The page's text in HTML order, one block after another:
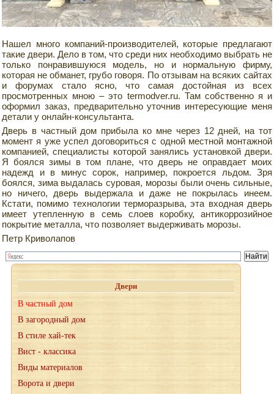
Нашел много компаний-производителей, которые предлагают
такие двери. Дело в том, что среди них необходимо выбрать не
только понравившуюся модель, но и нормальную фирму,
которая не обманет, грубо говоря. По отзывам на всяких сайтах
и форумах стало ясно, что самая достойная из всех
просмотренных мною – это termodver.ru. Там собственно я и
оформил заказ, предварительно уточнив интересующие меня
детали у онлайн-консультанта.
Дверь в частный дом прибыла ко мне через 12 дней, на тот
момент я уже успел договориться с одной местной монтажной
компанией, специалисты которой занялись установкой двери.
Я боялся зимы в том плане, что дверь не оправдает моих
надежд и в минус сорок, например, покроется льдом. Зря
боялся, зима выдалась суровая, морозы были очень сильные,
но ничего, дверь выдержала и даже не покрылась инеем.
Кстати, помимо технологии терморазрыва, эта входная дверь
имеет утепленную в семь слоев коробку, антикоррозийное
покрытие металла, что позволяет выдерживать морозы.
Петр Криволапов
Двери
В частный дом
В загородный дом
В стиле хай-тек
Вист - классика
Виды материалов
Ворота и двери